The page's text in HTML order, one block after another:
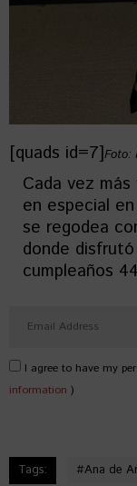
[quads id=7]Foto:
Cada vez
en especial
se regodea
donde
cumpleaños
I agree to have my
information )
Tags: #Ana de